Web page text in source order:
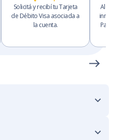
Solicitá y recibí tu Tarjeta
de Débito Visa asociada a
la cuenta.
Al